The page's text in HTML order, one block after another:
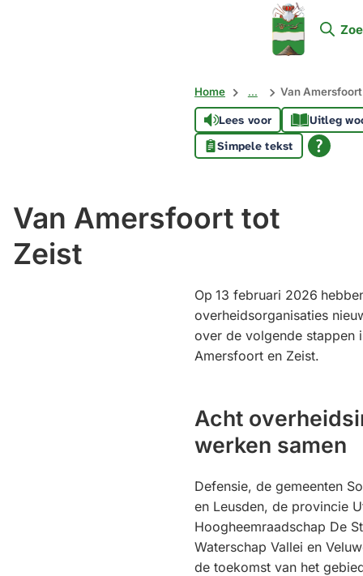
Mijn
Soest
Home ... Van
Lees voor
Uitleg
Simpele tekst
Van Amersfoort tot
Zeist
Op 13 februari 2026
overheidsorganisaties
over de volgende stappen
Amersfoort en Zeist.
Acht
werken samen
Defensie, de gemeenten
en Leusden, de provincie
Hoogheemraadschap De
Waterschap Vallei en
de toekomst van het